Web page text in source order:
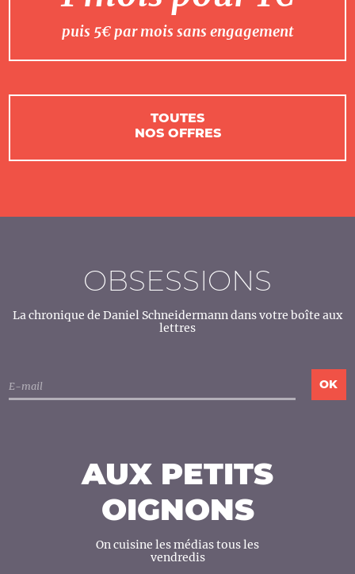
puis 5€ par mois sans engagement
TOUTES
NOS OFFRES
OBSESSIONS
La chronique de Daniel Schneidermann dans votre boîte aux
lettres
AUX PETITS
OIGNONS
On cuisine les médias tous les
vendredis